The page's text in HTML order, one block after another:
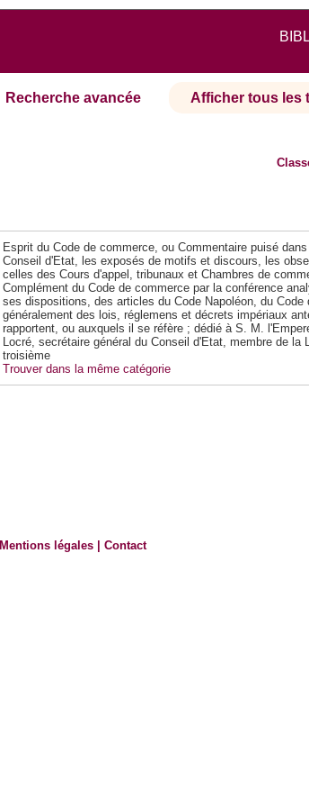
Recherche avancée Afficher tous les
Esprit du Code de commerce, ou Commentaire puisé
Conseil d'Etat, les exposés de motifs et discours, les
celles des Cours d'appel, tribunaux et Chambres de
Complément du Code de commerce par la conférence
ses dispositions, des articles du Code Napoléon, du Code
généralement des lois, réglemens et décrets impériaux
rapportent, ou auxquels il se réfère ; dédié à S. M.
Locré, secrétaire général du Conseil d'Etat, membre de la
troisième
Trouver dans la même catégorie
Mentions légales |Contact